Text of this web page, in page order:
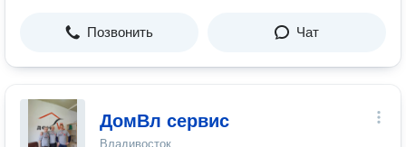
Позвонить Чат
ДомВл сервис
Владивосток